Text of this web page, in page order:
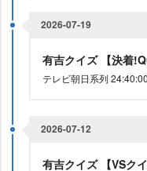
2026-07-19
有吉クイズ 【決着
テレビ朝日系列
2026-07-12
有吉クイズ 【VSク